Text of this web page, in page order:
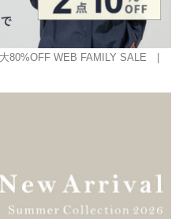
80%OFF WEB FAMILY SALE |